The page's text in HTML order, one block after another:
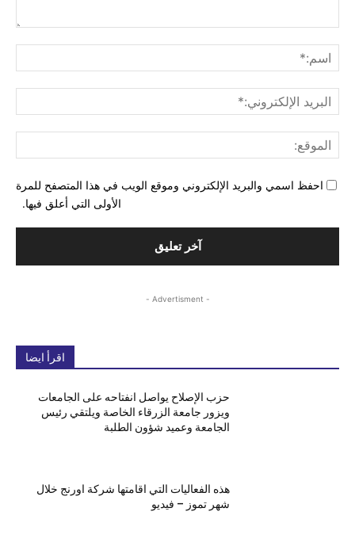
احفظ اسمي والبريد الإلكتروني وموقع الويب في هذا المتصفح للمرة
الأولى التي أعلق فيها.
- Advertisment -
اقرأ ايضا
حزب الإصلاح يواصل انفتاحه على الجامعات
ويزور جامعة الزرقاء الخاصة ويلتقي رئيس
الجامعة وعميد شؤون الطلبة
هذه الفعاليات التي اقامتها شركة اورنج خلال
شهر تموز – فيديو